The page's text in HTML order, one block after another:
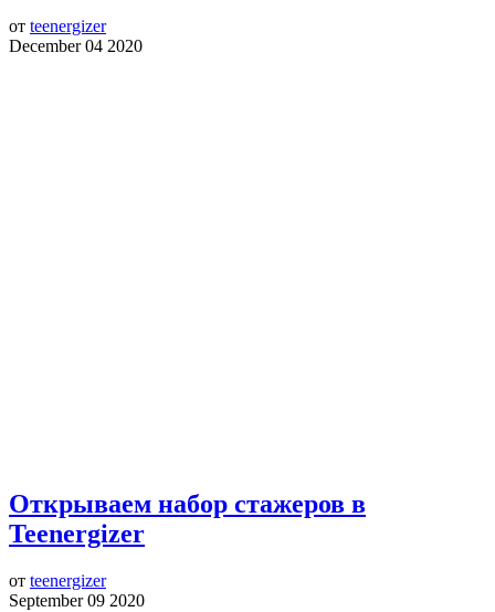
от teenergizer
December 04 2020
Открываем набор стажеров в
Teenergizer
от teenergizer
September 09 2020